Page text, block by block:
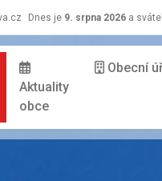
Dnes je 9. srpna 2026 a
Aktuality
obce
Obecní